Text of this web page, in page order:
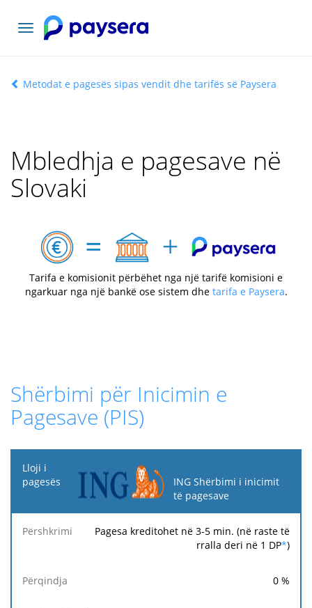
Navigacioni
toggle
Metodat e pagesës sipas vendit dhe tarifës së Paysera
Mbledhja e pagesave në
Slovaki
Tarifa e komisionit përbëhet nga një tarifë komisioni e
ngarkuar nga një bankë ose sistem dhe tarifa e Paysera.
Shërbimi për Inicimin e
Pagesave (PIS)
Lloji i
pagesës
Tarifa
minimale
Tarifa
maksimale
ING Shërbimi i inicimit
të pagesave
Pagesa kreditohet në 3-5 min. (në raste të
rralla deri në 1 DP*)
0 %